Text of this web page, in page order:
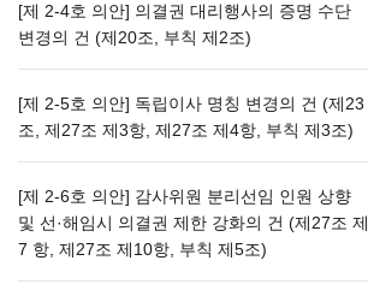
[제 2-4호 의안] 의결권 대리행사의 증명 수단
변경의 건 (제20조, 부칙 제2조)​
[제 2-5호 의안] 독립이사 명칭 변경의 건 (제23
조, 제27조 제3항, 제27조 제4항, 부칙 제3조)​
[제 2-6호 의안] 감사위원 분리선임 인원 상향
및 선·해임시 의결권 제한 강화의 건 (제27조 제
7 항, 제27조 제10항, 부칙 제5조)